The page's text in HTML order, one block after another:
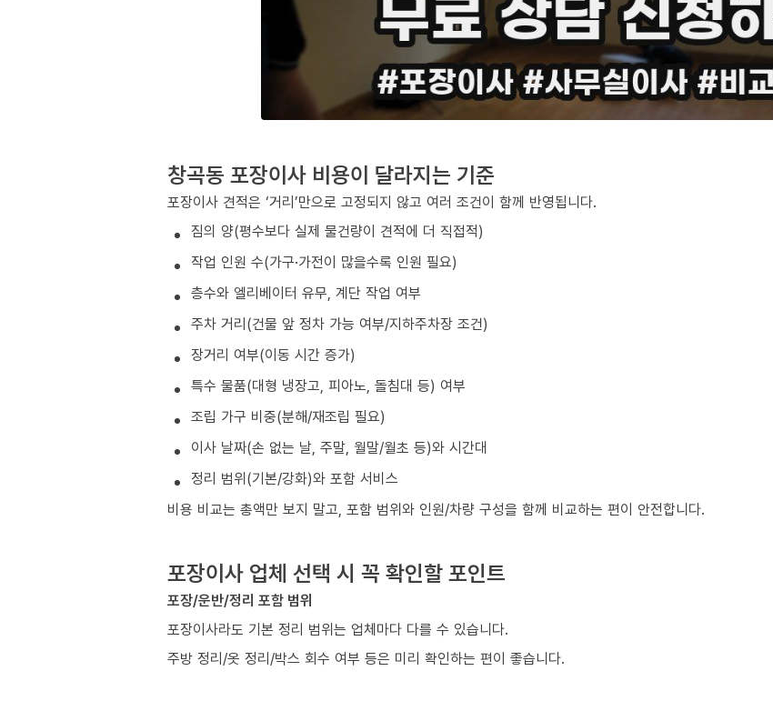
창곡동 포장이사 비용이 달라지는 기준
포장이사 견적은 ‘거리’만으로 고정되지 않고 여러 조건이 함께 반영됩니다.
짐의 양(평수보다 실제 물건량이 견적에 더 직접적)
작업 인원 수(가구·가전이 많을수록 인원 필요)
층수와 엘리베이터 유무, 계단 작업 여부
주차 거리(건물 앞 정차 가능 여부/지하주차장 조건)
장거리 여부(이동 시간 증가)
특수 물품(대형 냉장고, 피아노, 돌침대 등) 여부
조립 가구 비중(분해/재조립 필요)
이사 날짜(손 없는 날, 주말, 월말/월초 등)와 시간대
정리 범위(기본/강화)와 포함 서비스
비용 비교는 총액만 보지 말고, 포함 범위와 인원/차량 구성을 함께 비교하는 편이 안전합니다.
포장이사 업체 선택 시 꼭 확인할 포인트
포장/운반/정리 포함 범위
포장이사라도 기본 정리 범위는 업체마다 다를 수 있습니다.
주방 정리/옷 정리/박스 회수 여부 등은 미리 확인하는 편이 좋습니다.